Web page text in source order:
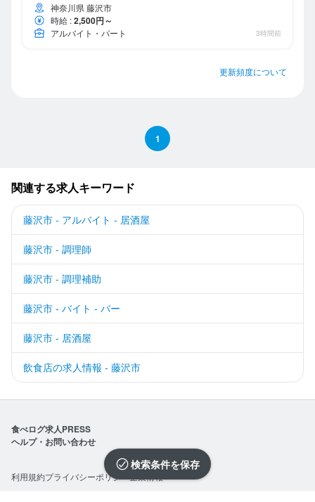
神奈川県 藤沢市
時給 :2,500円～
アルバイト・パート 3時間前
更新頻度について
1
検索条件を保存
関連する求人キーワード
藤沢市 - アルバイト - 居酒屋
藤沢市 - 調理師
藤沢市 - 調理補助
藤沢市 - バイト - バー
藤沢市 - 居酒屋
飲食店の求人情報 - 藤沢市
食べログ求人PRESS
ヘルプ・お問い合わせ
利用規約プライバシーポリシー